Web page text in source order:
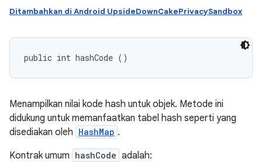
Ditambahkan di Android UpsideDownCakePrivacySandbox
public int hashCode ()
Menampilkan nilai kode hash untuk objek. Metode ini
didukung untuk memanfaatkan tabel hash seperti yang
disediakan oleh HashMap .
Kontrak umum hashCode adalah: